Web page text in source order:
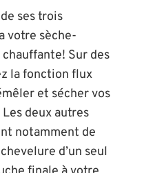
ses trois
votre sèche-
Sur des
la fonction flux
et sécher vos
deux autres
notamment de
d’un seul